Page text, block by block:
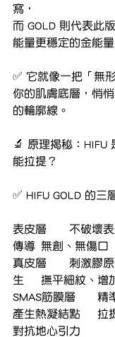
寫，
而 GOLD 則代表此
能量更穩定的金能量
✅ 它就像一把「無
你的肌膚底層，悄
的輪廓線。
🔬 原理揭秘：HIFU
能拉提？
✅ HIFU GOLD 的三
表皮層	不破壞表皮，能量從下而上
傳導	無創、無傷口
真皮層	刺激膠原蛋白與彈力纖維新
生	撫平細紋、
SMAS筋膜層	精準加熱至65~70°C，
產生熱凝結點	拉提鬆弛、緊緻輪廓、
對抗地心引力